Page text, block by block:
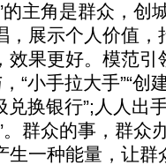
的主角是群众，创
，展示个人价值，
果更好。模范引
“小手拉大手”“创
兑换银行”;人人出
。群众的事，群众
生一种能量，让群